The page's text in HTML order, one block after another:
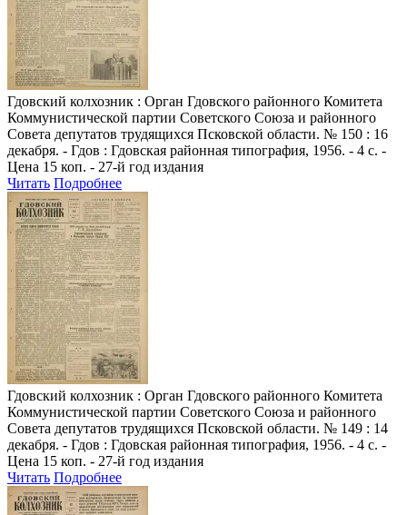
Гдовский колхозник : Орган Гдовского районного Комитета
Коммунистической партии Советского Союза и районного
Совета депутатов трудящихся Псковской области. № 150 : 16
декабря. - Гдов : Гдовская районная типография, 1956. - 4 с. -
Цена 15 коп. - 27-й год издания
Читать Подробнее
Гдовский колхозник : Орган Гдовского районного Комитета
Коммунистической партии Советского Союза и районного
Совета депутатов трудящихся Псковской области. № 149 : 14
декабря. - Гдов : Гдовская районная типография, 1956. - 4 с. -
Цена 15 коп. - 27-й год издания
Читать Подробнее